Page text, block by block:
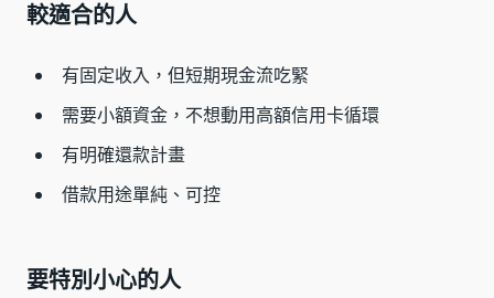
較適合的人
有固定收入，但短期現金流吃緊
需要小額資金，不想動用高額信用卡循環
有明確還款計畫
借款用途單純、可控
要特別小心的人